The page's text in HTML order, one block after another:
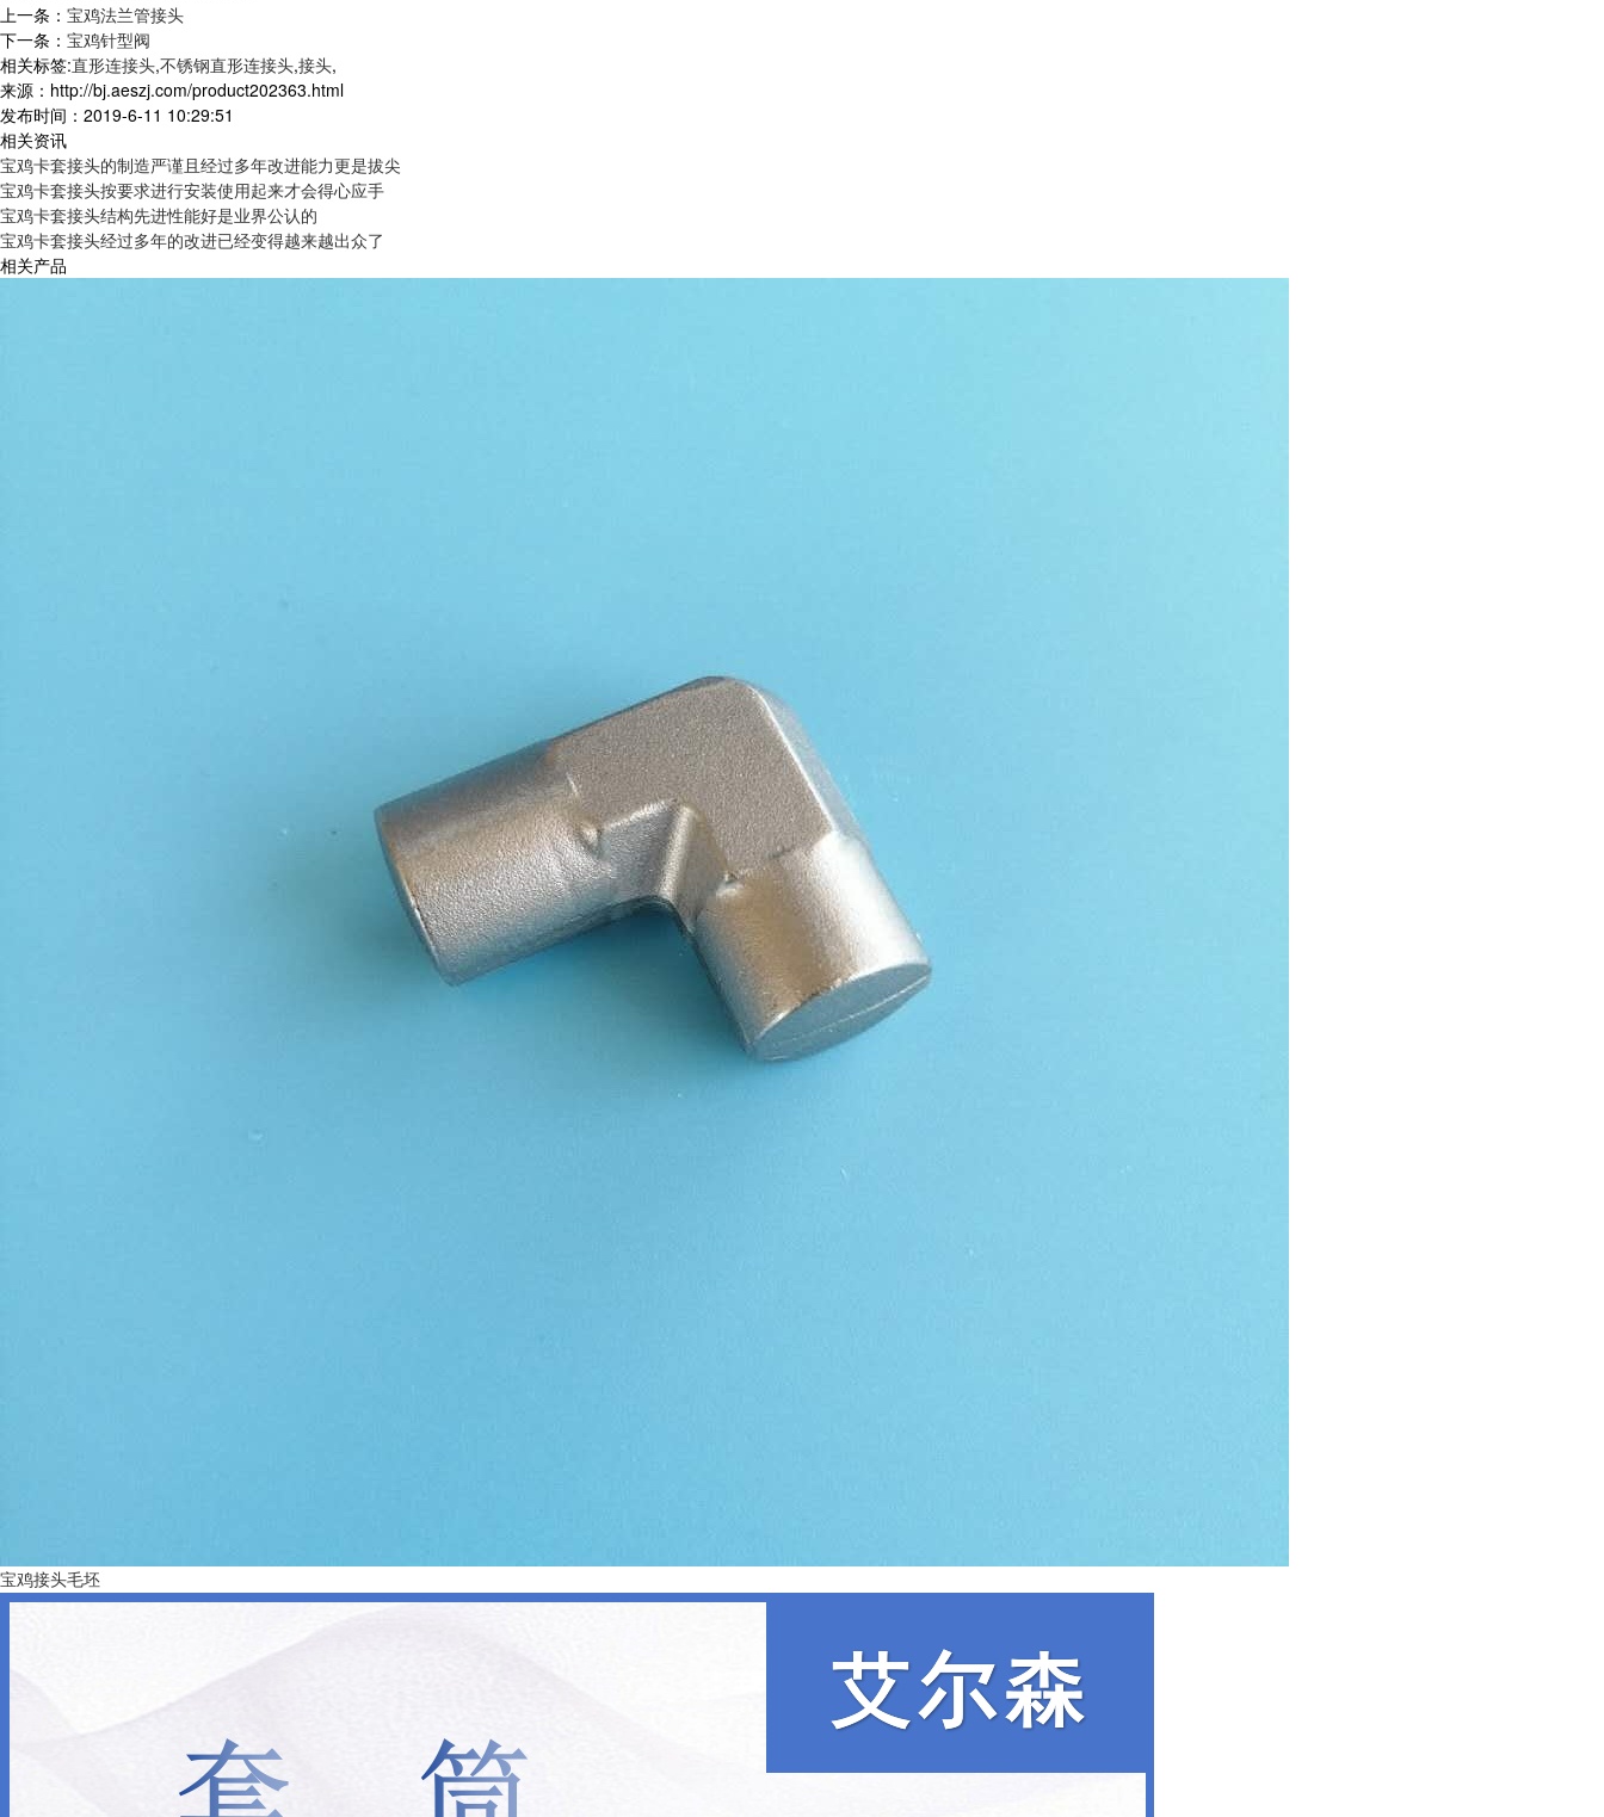
上一条： 宝鸡法兰管接头
下一条： 宝鸡针型阀
相关标签:直形连接头,不锈钢直形连接头,接头,
来源：http://bj.aeszj.com/product202363.html
发布时间：2019-6-11 10:29:51
相关资讯
宝鸡卡套接头的制造严谨且经过多年改进能力更是拔尖
宝鸡卡套接头按要求进行安装使用起来才会得心应手
宝鸡卡套接头结构先进性能好是业界公认的
宝鸡卡套接头经过多年的改进已经变得越来越出众了
相关产品
宝鸡接头毛坯